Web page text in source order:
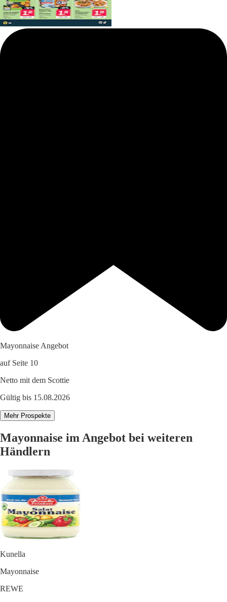
Mayonnaise Angebot
auf Seite 10
Netto mit dem Scottie
Gültig bis 15.08.2026
Mehr Prospekte
Mayonnaise im Angebot bei weiteren
Händlern
Kunella
Mayonnaise
REWE